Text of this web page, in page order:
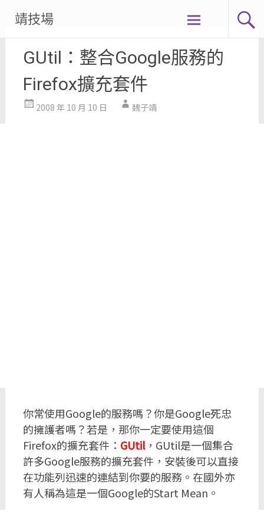
content
靖技場
GUtil：整合Google服務的
Firefox擴充套件
2008 年 10 月 10 日 魏子靖
你常使用Google的服務嗎？你是Google死忠
的擁護者嗎？若是，那你一定要使用這個
Firefox的擴充套件： GUtil，GUtil是一個集合
許多Google服務的擴充套件，安裝後可以直接
在功能列迅速的連結到你要的服務。在國外亦
有人稱為這是一個Google的Start Mean。